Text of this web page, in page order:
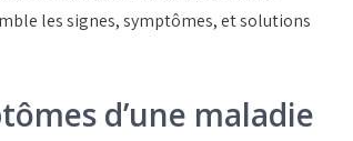
lessignes,symptômes, et solutions
d’une maladie